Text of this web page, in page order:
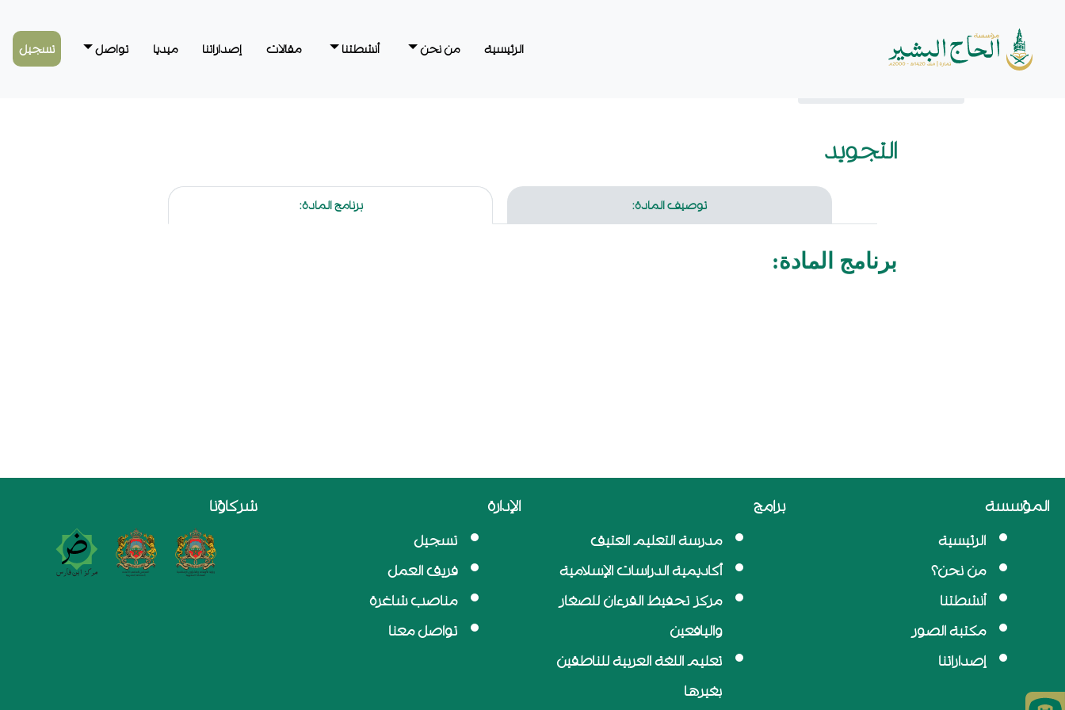
الرئيسية من نحن أنشطتنا مقالات إصداراتنا ميديا تواصل تسجيل
التجويد
توصيف المادة: برنامج المادة:
برنامج المادة:
المؤسسة
الرئيسية
من نحن؟
أنشطتنا
مكتبة الصور
إصداراتنا
برامج
مدرسة التعليم العتيق
أكاديمية الدراسات الإسلامية
مركز تحفيظ القرءان للصغار
واليافعين
تعليم اللغة العربية للناطقين
بغيرها
الإدارة
تسجيل
فريق العمل
مناصب شاغرة
تواصل معنا
شركاؤنا